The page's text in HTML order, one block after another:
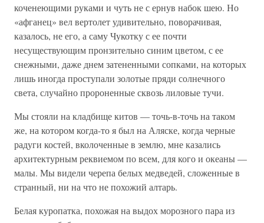
коченеющими руками и чуть не с ернув набок шею. Но
«афганец» вел вертолет удивительно, поворачивая,
казалось, не его, а саму Чукотку с ее почти
несуществующим пронзительно синим цветом, с ее
снежными, даже днем затененными сопками, на которых
лишь иногда проступали золотые пряди солнечного
света, случайно пророненные сквозь лиловые тучи.
Мы стояли на кладбище китов — точь-в-точь на таком
же, на котором когда-то я был на Аляске, когда черные
радуги костей, вколоченные в землю, мне казались
архитектурным реквиемом по всем, для кого и океаны —
малы. Мы видели черепа белых медведей, сложенные в
странный, ни на что не похожий алтарь.
Белая куропатка, похожая на выдох морозного пара из